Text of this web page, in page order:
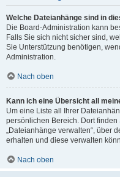
Welche Dateianhänge sind in
Die Board-Administration kann
Falls Sie sich nicht sicher sind,
Sie Unterstützung benötigen,
Administration.
Nach oben
Kann ich eine Übersicht all
Um eine Liste all Ihrer
persönlichen Bereich. Dort finden
„Dateianhänge verwalten“, über
erhalten und diese verwalten
Nach oben